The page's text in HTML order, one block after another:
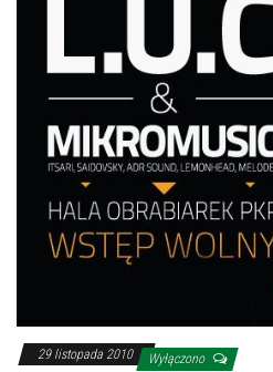
29 listopada 2010 Wyłączono